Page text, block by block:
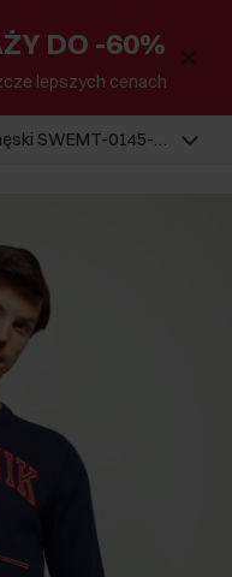
DO -60%
lepszych cenach
SWEMT-0145-